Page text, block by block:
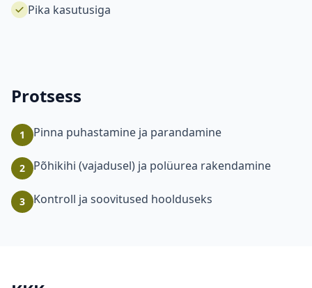
Pika kasutusiga
Protsess
1 Pinna puhastamine ja parandamine
2 Põhikihi (vajadusel) ja polüurea rakendamine
3 Kontroll ja soovitused hoolduseks